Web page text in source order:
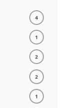
4
1
2
2
1